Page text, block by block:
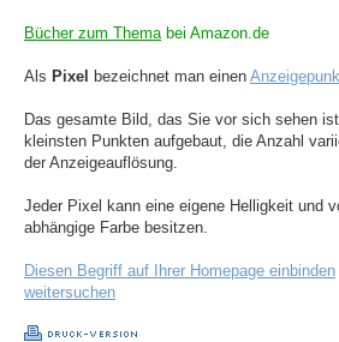
Bücher zum Themabei Amazon.de
Als Pixel bezeichnet man einen
Das gesamte Bild, das Sie vor sich sehen
kleinsten Punkten aufgebaut, die Anzahl
der Anzeigeauflösung.
Jeder Pixel kann eine eigene Helligkeit und
abhängige Farbe besitzen.
Diesen Begriff auf Ihrer Homepage einbinden
weitersuchen